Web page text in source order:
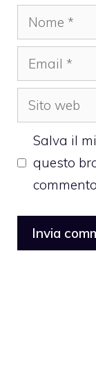
Nome
Email
Sito
web
Salva il
questo